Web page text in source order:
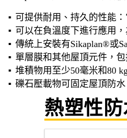
可提供耐用、持久的性能
可以在負溫度下進行應用
傳統上安裝有Sikaplan®或
單層膜和其他屋頂元件，
堆積物用至少50毫米和80
礫石壓載物可固定屋頂防水
熱塑性防